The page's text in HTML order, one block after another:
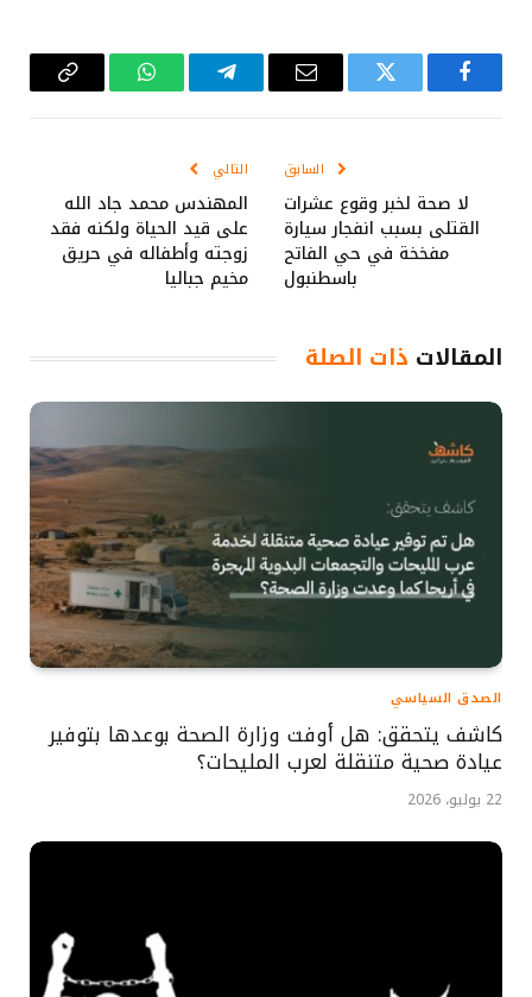
فيسبوك تويتر
البريد
تيلقرام واتساب Copy
السابق
لا صحة لخبر وقوع عشرات
القتلى بسبب انفجار سيارة
مفخخة في حي الفاتح
باسطنبول
التالي
المهندس محمد جاد الله
على قيد الحياة ولكنه فقد
زوجته وأطفاله في حريق
مخيم جباليا
المقالات ذات الصلة
الصدق السياسي
كاشف يتحقق: هل أوفت وزارة الصحة بوعدها بتوفير
عيادة صحية متنقلة لعرب المليحات؟
22 يوليو، 2026